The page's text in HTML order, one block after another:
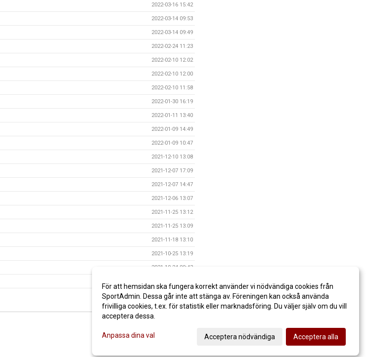
2022-03-16 15:42
2022-03-14 09:53
2022-03-14 09:49
2022-02-24 11:23
2022-02-10 12:02
2022-02-10 12:00
2022-02-10 11:58
2022-01-30 16:19
2022-01-11 13:40
2022-01-09 14:49
2022-01-09 10:47
2021-12-10 13:08
2021-12-07 17:09
2021-12-07 14:47
2021-12-06 13:07
2021-11-25 13:12
2021-11-25 13:09
2021-11-18 13:10
2021-10-25 13:19
2021-10-24 09:43
2021-08-22 13:20
För att hemsidan ska fungera korrekt använder vi nödvändiga cookies från
SportAdmin. Dessa går inte att stänga av. Föreningen kan också använda
frivilliga cookies, t.ex. för statistik eller marknadsföring. Du väljer själv om du vill
acceptera dessa.
Anpassa dina val Acceptera nödvändiga Acceptera alla